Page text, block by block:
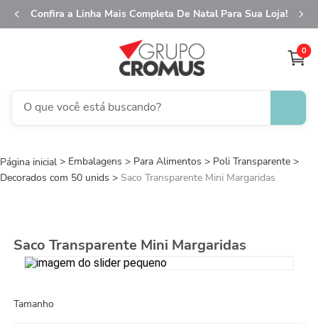
Confira a Linha Mais Completa De Natal Para Sua Loja!
0
O que você está buscando?
Embalagens Para Alimentos
Poli Transparente
Decorados com 50 unids
Saco Transparente Mini Margaridas
Saco Transparente Mini Margaridas
Tamanho
1º
fita aramada
5º